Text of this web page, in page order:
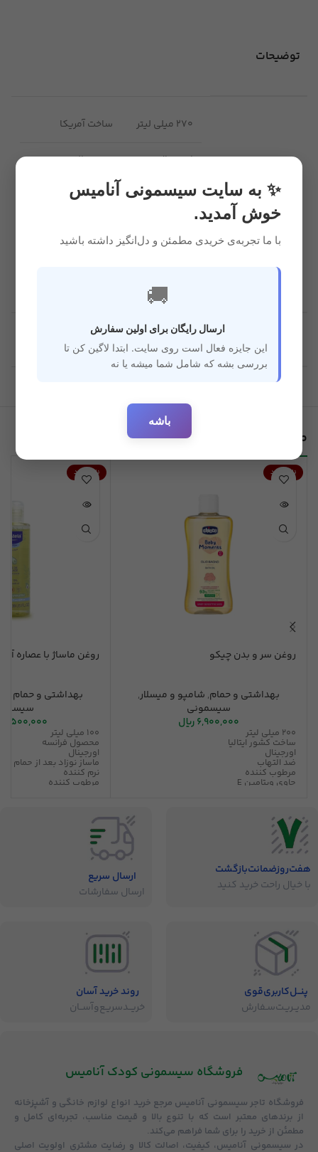
توضیحات
مشخصات
270 میلی لیتر ساخت آمریکا
اورجینال جنس طلق
طرح حیوانات
ضد حساسیت
بسیار باکیفیت
فاقد مواد مضر و
برای سن
بدو تولد
محصولات مرتبط
ناموجود
روغن سر و بدن چیکو
بهداشتی و حمام, شامپو و میسلار,
سیسمونی
6,900,000ریال
200 میلی لیتر
ساخت کشور ایتالیا
اورجینال
ضد التهاب
مرطوب کننده
حاوی ویتامین E
ناموجود
روغن ماساژ با عصاره
بهداشتی و حمام
100 میلی لیتر
محصول فرانسه
اورجینال
ماساز نوزاد بعد از حمام
نرم کننده
مرطوب کننده
هفت‌روز‌ضمانت‌بازگشت
با خیال راحت خرید کنید
ارسال سریع
ارسال سفارشات
پنــل‌کاربری‌قوی
مدیــریـت‌سـفارش
روند خرید آسان
خریــد‌سریـع‌و‌آســان
فروشگاه‌ سیسمونی کودک آنامیس
فروشگاه تاجر سیسمونی آنامیس مرجع خرید انواع لوازم خانگی و آشپزخانه
از برندهای معتبر است که با تنوع بالا و قیمت مناسب، تجربه‌ای کامل و
مطمئن از خرید را برای شما فراهم می‌کند.
در سیسمونی آنامیس، کیفیت، اصالت کالا و رضایت مشتری اولویت اصلی
✨ به سایت سیسمونی آنامیس
خوش آمدید.
با ما تجربه‌ی خریدی مطمئن و دل‌انگیز داشته باشید
🚚
ارسال رایگان برای اولین سفارش
این جایزه فعال است روی سایت. ابتدا لاگین کن تا
بررسی بشه که شامل شما میشه یا نه
باشه